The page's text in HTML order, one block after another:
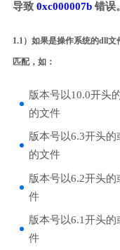
导致 0xc000007b错误。
1.1）如果是操作系统的dll
匹配，如：
版本号以10.0开头
的文件
版本号以6.3开头
的文件
版本号以6.2开头
件
版本号以6.1开头
件